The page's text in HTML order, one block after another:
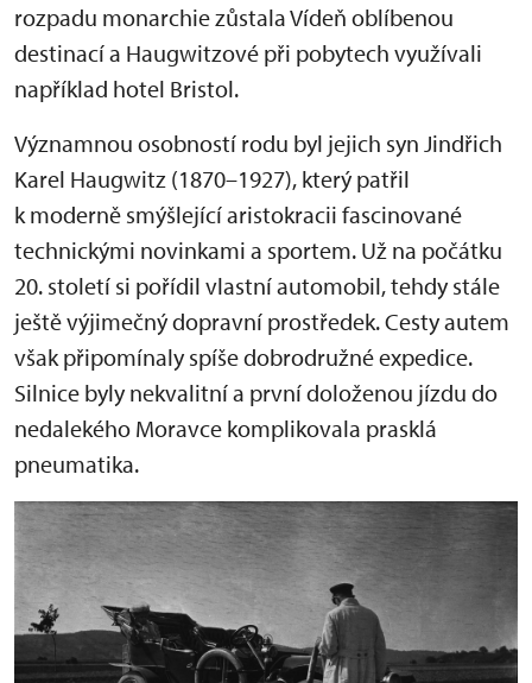
rozpadu monarchie zůstala Vídeň oblíbenou
destinací a Haugwitzové při pobytech využívali
například hotel Bristol.
Významnou osobností rodu byl jejich syn Jindřich
Karel Haugwitz (1870–1927), který patřil
k moderně smýšlející aristokracii fascinované
technickými novinkami a sportem. Už na počátku
20. století si pořídil vlastní automobil, tehdy stále
ještě výjimečný dopravní prostředek. Cesty autem
však připomínaly spíše dobrodružné expedice.
Silnice byly nekvalitní a první doloženou jízdu do
nedalekého Moravce komplikovala prasklá
pneumatika.